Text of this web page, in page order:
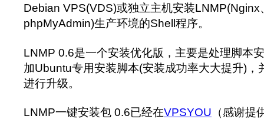
Debian VPS(VDS)或独立主机安装
phpMyAdmin)生产环境的Shell程序。
LNMP 0.6是一个安装优化版，主要是处理脚本
加Ubuntu专用安装脚本(安装成功率大大提升)，
进行升级。
LNMP一键安装包 0.6已经在VPSYOU （感谢提